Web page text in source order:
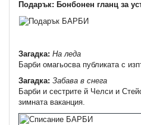
Подарък: Бонбонен гланц за
Загадка: На леда
Барби омагьосва публиката с
Загадка: Забава в снега
Барби и сестрите й Челси и
зимната ваканция.